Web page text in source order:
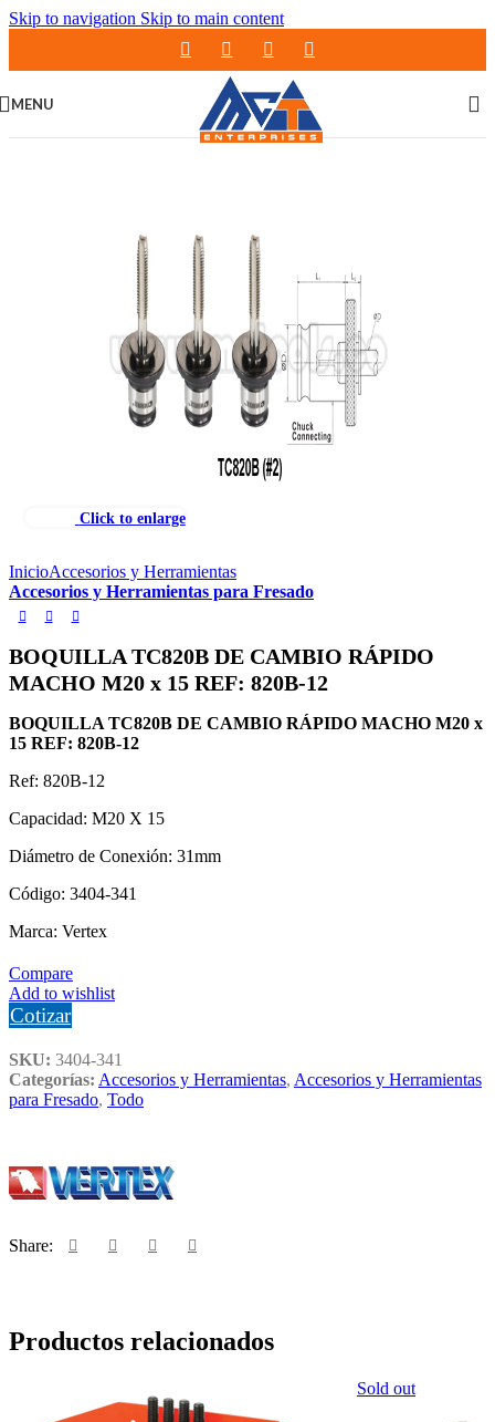
Skip to navigation Skip to main content
MENU
Click to enlarge
InicioAccesorios y Herramientas
Accesorios y Herramientas para Fresado
BOQUILLA TC820B DE CAMBIO RÁPIDO
MACHO M20 x 15 REF: 820B-12
BOQUILLA TC820B DE CAMBIO RÁPIDO MACHO M20 x
15 REF: 820B-12
Ref: 820B-12
Capacidad: M20 X 15
Diámetro de Conexión: 31mm
Código: 3404-341
Marca: Vertex
Compare
Add to wishlist
Cotizar
SKU: 3404-341
Categorías: Accesorios y Herramientas, Accesorios y Herramientas
para Fresado, Todo
Share:
Productos relacionados
Sold out